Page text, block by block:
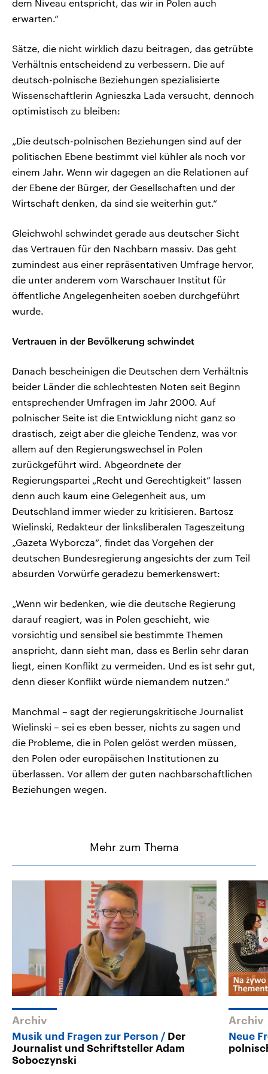
dem Niveau entspricht, das wir in Polen auch
erwarten.“
Sätze, die nicht wirklich dazu beitragen, das getrübte
Verhältnis entscheidend zu verbessern. Die auf
deutsch-polnische Beziehungen spezialisierte
Wissenschaftlerin Agnieszka Lada versucht, dennoch
optimistisch zu bleiben:
„Die deutsch-polnischen Beziehungen sind auf der
politischen Ebene bestimmt viel kühler als noch vor
einem Jahr. Wenn wir dagegen an die Relationen auf
der Ebene der Bürger, der Gesellschaften und der
Wirtschaft denken, da sind sie weiterhin gut.“
Gleichwohl schwindet gerade aus deutscher Sicht
das Vertrauen für den Nachbarn massiv. Das geht
zumindest aus einer repräsentativen Umfrage hervor,
die unter anderem vom Warschauer Institut für
öffentliche Angelegenheiten soeben durchgeführt
wurde.
Vertrauen in der Bevölkerung schwindet
Danach bescheinigen die Deutschen dem Verhältnis
beider Länder die schlechtesten Noten seit Beginn
entsprechender Umfragen im Jahr 2000. Auf
polnischer Seite ist die Entwicklung nicht ganz so
drastisch, zeigt aber die gleiche Tendenz, was vor
allem auf den Regierungswechsel in Polen
zurückgeführt wird. Abgeordnete der
Regierungspartei „Recht und Gerechtigkeit“ lassen
denn auch kaum eine Gelegenheit aus, um
Deutschland immer wieder zu kritisieren. Bartosz
Wielinski, Redakteur der linksliberalen Tageszeitung
„Gazeta Wyborcza“, findet das Vorgehen der
deutschen Bundesregierung angesichts der zum Teil
absurden Vorwürfe geradezu bemerkenswert:
„Wenn wir bedenken, wie die deutsche Regierung
darauf reagiert, was in Polen geschieht, wie
vorsichtig und sensibel sie bestimmte Themen
anspricht, dann sieht man, dass es Berlin sehr daran
liegt, einen Konflikt zu vermeiden. Und es ist sehr gut,
denn dieser Konflikt würde niemandem nutzen.“
Manchmal – sagt der regierungskritische Journalist
Wielinski – sei es eben besser, nichts zu sagen und
die Probleme, die in Polen gelöst werden müssen,
den Polen oder europäischen Institutionen zu
überlassen. Vor allem der guten nachbarschaftlichen
Beziehungen wegen.
Mehr zum Thema
Archiv
Musik und Fragen zur Person
Der
Journalist und Schriftsteller Adam
Soboczynski
Archiv
Neue